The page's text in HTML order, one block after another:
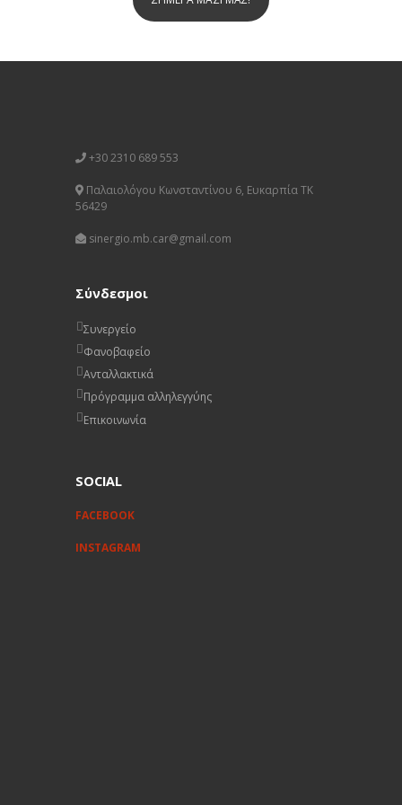
+30 2310 689 553
Παλαιολόγου Κωνσταντίνου 6, Ευκαρπία ΤΚ
56429
sinergio.mb.car@gmail.com
Σύνδεσμοι
Συνεργείο
Φανοβαφείο
Ανταλλακτικά
Πρόγραμμα αλληλεγγύης
Επικοινωνία
SOCIAL
FACEBOOK
INSTAGRAM